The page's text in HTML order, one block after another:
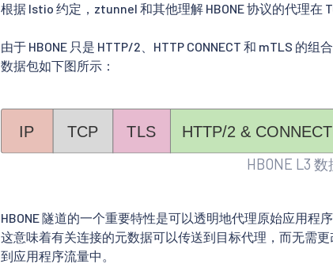
根据 Istio 约定，ztunnel 和其他理解 HBONE 协议的代理在
由于 HBONE 只是 HTTP/2、HTTP CONNECT 和 mTLS 的组
数据包如下图所示：
HBONE L3
HBONE 隧道的一个重要特性是可以透明地代理原始应用程
这意味着有关连接的元数据可以传送到目标代理，而无需
到应用程序流量中。